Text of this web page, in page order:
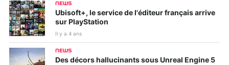
NEWS
Ubisoft+, le service de l'éditeur français arrive
sur PlayStation
Il y a 4 ans
NEWS
Des décors hallucinants sous Unreal Engine 5